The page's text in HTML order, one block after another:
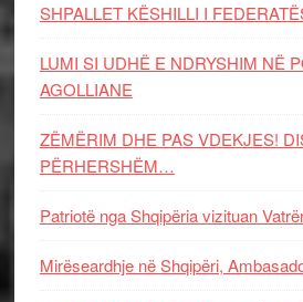
SHPALLET KËSHILLI I
LUMI SI UDHË E NDRYSHIM NË
AGOLLIANE
ZËMËRIM DHE PAS VDEKJES!
PËRHERSHËM…
Patriotë nga Shqipëria vizituan
Mirëseardhje në Shqipëri,